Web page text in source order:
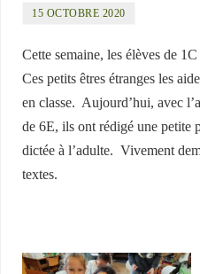
15 OCTOBRE 2020
Cette semaine, les élèves de
Ces petits êtres étranges les
en classe. Aujourd’hui, avec
de 6E, ils ont rédigé une petite
dictée à l’adulte. Vivement
textes.